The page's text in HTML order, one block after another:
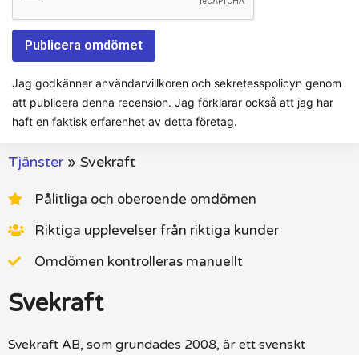
Jag godkänner användarvillkoren och sekretesspolicyn genom
att publicera denna recension. Jag förklarar också att jag har
haft en faktisk erfarenhet av detta företag.
Tjänster» Svekraft
Pålitliga och oberoende omdömen
Riktiga upplevelser från riktiga kunder
Omdömen kontrolleras manuellt
Svekraft
Svekraft AB, som grundades 2008, är ett svenskt